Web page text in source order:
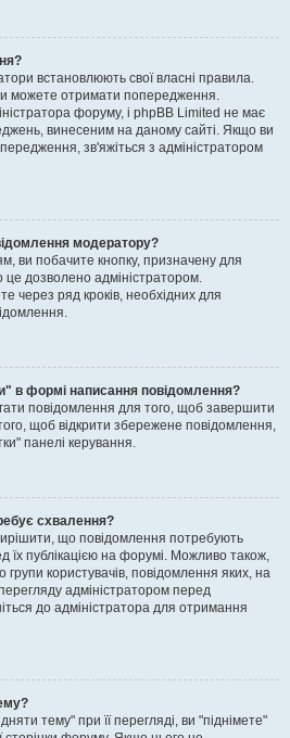
встановлюють свої власні правила.
можете отримати попередження.
форуму, і phpBB Limited не має
винесеним на даному сайті. Якщо ви
зв'яжіться з адміністратором
модератору?
ви побачите кнопку, призначену для
дозволено адміністратором.
через ряд кроків, необхідних для
в формі написання повідомлення?
повідомлення для того, щоб завершити
щоб відкрити збережене повідомлення,
панелі керування.
схвалення?
що повідомлення потребують
їх публікацією на форумі. Можливо також,
користувачів, повідомлення яких, на
адміністратором перед
до адміністратора для отримання
тему" при її перегляді, ви "піднімете"